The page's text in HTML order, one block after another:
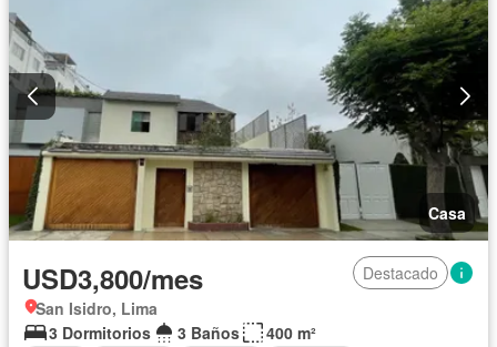
Casa
USD3,800/mes
Destacado
San Isidro, Lima
3 Dormitorios
3 Baños
400 m²